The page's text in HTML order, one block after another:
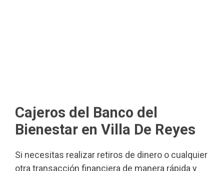
Cajeros del Banco del
Bienestar en Villa De Reyes
Si necesitas realizar retiros de dinero o cualquier
otra transacción financiera de manera rápida y